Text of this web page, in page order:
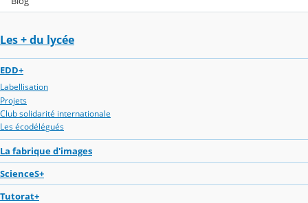
Les + du lycée
EDD+
Labellisation
Projets
Club solidarité internationale
Les écodélégués
La fabrique d'images
ScienceS+
Tutorat+